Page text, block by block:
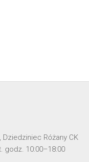
Dziedziniec Różany CK
godz. 10:00–18:00